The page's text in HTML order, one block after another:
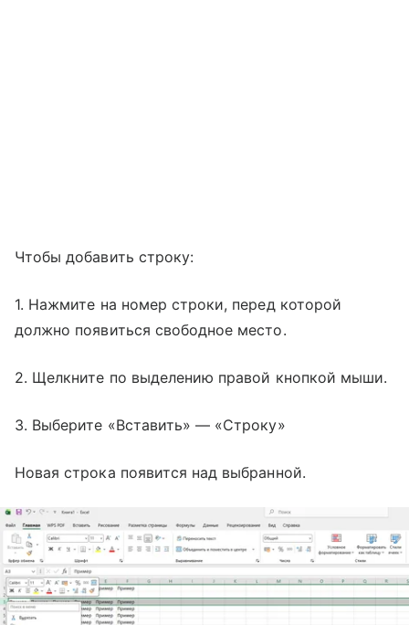
Чтобы добавить строку:
1. Нажмите на номер строки, перед которой
должно появиться свободное место.
2. Щелкните по выделению правой кнопкой мыши.
3. Выберите «Вставить» — «Строку»
Новая строка появится над выбранной.